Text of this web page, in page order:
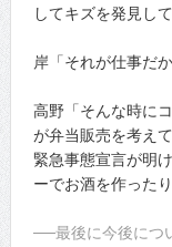
してキズを発見し
岸「それが仕事だか
高野「そんな時に
が弁当販売を考え
緊急事態宣言が明
ーでお酒を作った
──最後に今後につ